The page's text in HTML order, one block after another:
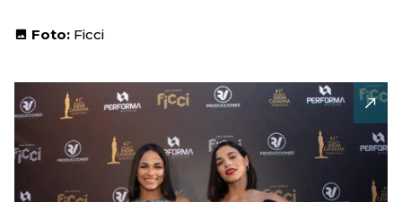
Foto: Ficci